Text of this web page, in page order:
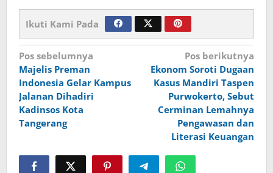
Ikuti Kami Pada
Navigasi
pos
Pos sebelumnya
Majelis Preman
Indonesia Gelar Kampus
Jalanan Dihadiri
Kadinsos Kota
Tangerang
Pos berikutnya
Ekonom Soroti Dugaan
Kasus Mandiri Taspen
Purwokerto, Sebut
Cerminan Lemahnya
Pengawasan dan
Literasi Keuangan